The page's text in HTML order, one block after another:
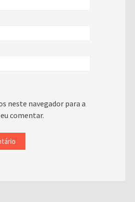
neste navegador para a
comentar.